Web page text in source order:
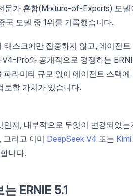
문가 혼합(Mixture-of-Experts) 모
국 모델 중 1위를 기록했습니다.
태스크에만 집중하지 않고, 에이전
Pro와 공개적으로 경쟁하는
라미터 규모 없이 에이전트 스택
토할 가치가 있습니다.
인지, 내부적으로 무엇이 변경되었
그리고 이미 DeepSeek V4 또는
니다.
ERNIE 5.1